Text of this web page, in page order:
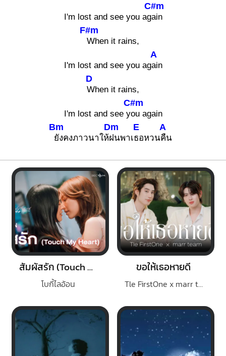
I'm lost and see you ag
C#m
ain
F#m
When it rains,
I'm lost and see you ag
A
ain
D
When it rains,
I'm lost and see y
C#m
ou again
Bm
ยังคงภาวนาให้
Dm
ฝนพาเ
E
ธอหวน
A
คืน
สัมผัสรัก (Touch My Heart )
โบกี้ไลอ้อน
ขอให้เธอหายดี
Tle FirstOne x marr team